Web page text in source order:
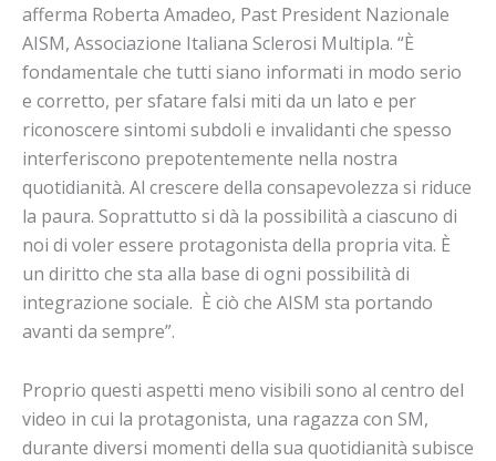
afferma Roberta Amadeo, Past President Nazionale
AISM, Associazione Italiana Sclerosi Multipla. “È
fondamentale che tutti siano informati in modo serio
e corretto, per sfatare falsi miti da un lato e per
riconoscere sintomi subdoli e invalidanti che spesso
interferiscono prepotentemente nella nostra
quotidianità. Al crescere della consapevolezza si riduce
la paura. Soprattutto si dà la possibilità a ciascuno di
noi di voler essere protagonista della propria vita. È
un diritto che sta alla base di ogni possibilità di
integrazione sociale. È ciò che AISM sta portando
avanti da sempre”.
Proprio questi aspetti meno visibili sono al centro del
video in cui la protagonista, una ragazza con SM,
durante diversi momenti della sua quotidianità subisce